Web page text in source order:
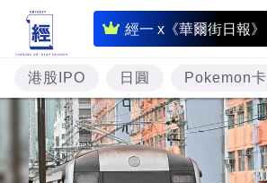
經一 x《華爾街日報》
即
時
財
經
專
題
港股IPO 日圓 Pokemon卡